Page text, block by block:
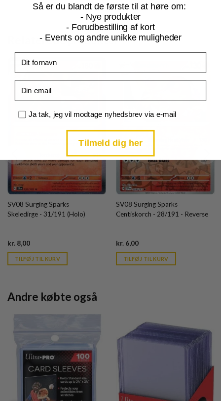
Relaterede produkter
SV08 Surging Sparks
Skeledirge - 31/191 (Holo)
kr. 8,00Current
is:
kr. 39,95.
TILFØJ TIL KURV
SV08 Surging Sparks
Centiskorch - 28/191 - Reverse
kr.6,00Current
is:
kr. 39,95.
TILFØJ TIL KURV
Andre købte også
Så er du blandt de første til at høre om:
- Nye produkter
- Forudbestilling af kort
- Events og andre unikke muligheder
Samtykke
Ja tak, jeg vil modtage nyhedsbrev via e-mail
Tilmeld dig her